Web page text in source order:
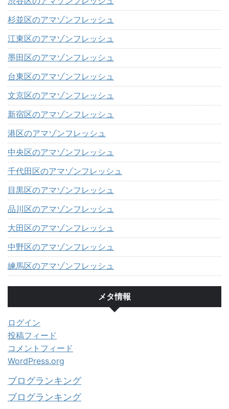
杉並区のアマゾンフレッシュ
江東区のアマゾンフレッシュ
墨田区のアマゾンフレッシュ
台東区のアマゾンフレッシュ
文京区のアマゾンフレッシュ
新宿区のアマゾンフレッシュ
港区のアマゾンフレッシュ
中央区のアマゾンフレッシュ
千代田区のアマゾンフレッシュ
目黒区のアマゾンフレッシュ
品川区のアマゾンフレッシュ
大田区のアマゾンフレッシュ
中野区のアマゾンフレッシュ
練馬区のアマゾンフレッシュ
メタ情報
ログイン
投稿フィード
コメントフィード
WordPress.org
ブログランキング
ブログランキング